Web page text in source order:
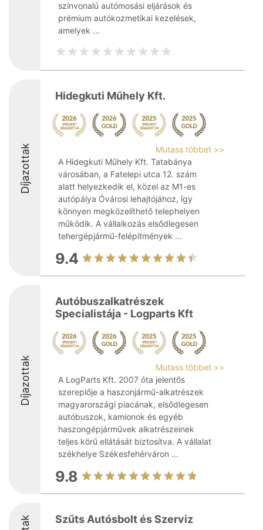
színvonalú autómosási eljárások és
prémium autókozmetikai kezelések,
amelyek ...
Díjazottak
Hidegkuti Műhely Kft.
Mutass többet >>
A Hidegkuti Műhely Kft. Tatabánya
városában, a Fatelepi utca 12. szám
alatt helyezkedik el, közel az M1-es
autópálya Óvárosi lehajtójához, így
könnyen megközelíthető telephelyen
működik. A vállalkozás elsődlegesen
tehergépjármű-felépítmények ...
9.4
Díjazottak
Autóbuszalkatrészek
Specialistája - Logparts Kft
Mutass többet >>
A LogParts Kft. 2007 óta jelentős
szereplője a haszonjármű-alkatrészek
magyarországi piacának, elsődlegesen
autóbuszok, kamionok és egyéb
haszongépjárművek alkatrészeinek
teljes körű ellátását biztosítva. A vállalat
székhelye Székesfehérváron ...
9.8
Szűts Autósbolt és Szerviz